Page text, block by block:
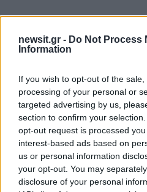
newsit.gr - Do Not Process
Information
If you wish to opt-out of the
processing of your personal or
targeted advertising by us,
section to confirm your
opt-out request is processed
interest-based ads based on
us or personal information
your opt-out. You may
disclosure of your personal
Αν τα χάσατε
Ιωάννα Τούνη: Οκτώ φορές